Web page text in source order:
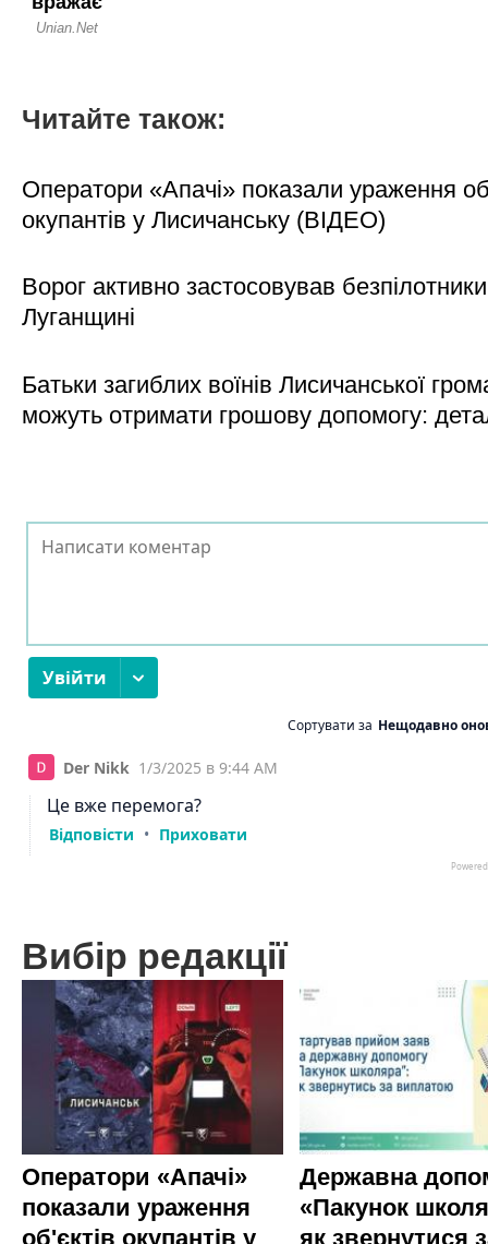
Читайте також:
Оператори «Апачі» показали ураження
окупантів у Лисичанську (ВІДЕО)
Ворог активно застосовував
Луганщині
Батьки загиблих воїнів Лисичанської
можуть отримати грошову допомогу:
Вибір редакції
Оператори «Апачі»
показали ураження
об'єктів окупантів у
Державна
«Пакунок
як звернутися